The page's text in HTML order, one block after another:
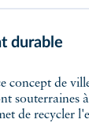
durable
souterraines
de recycler